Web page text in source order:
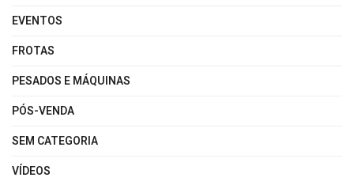
EVENTOS
FROTAS
PESADOS E MÁQUINAS
PÓS-VENDA
SEM CATEGORIA
VÍDEOS